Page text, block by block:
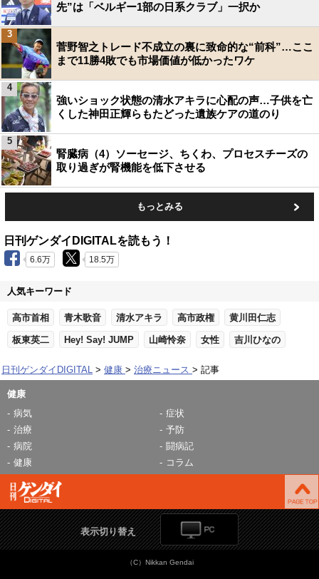
先”は「ベルギー1部の日系クラブ」一択か
菅野智之トレード不成立の裏に致命的な“前科”…ここ
まで11勝4敗でも市場価値が低かったワケ
3
強いショック状態の清水アキラに心配の声…子供を亡
くした神田正輝らもたどった遺族ケアの道のり
4
腎臓病（4）ソーセージ、ちくわ、プロセスチーズの
取り過ぎが腎機能を低下させる
5
もっとみる
日刊ゲンダイDIGITALを読もう！
6.6万 18.5万
人気キーワード
高市首相 青木歌音 清水アキラ 高市政権 黄川田仁志
板東英二 Hey! Say! JUMP 山崎怜奈 女性 吉川ひなの
日刊ゲンダイDIGITAL 健康 治療ニュース 記事
健康
病気
症状
治療
予防
病院
闘病記
健康
コラム
表示切り替え
（C）Nikkan Gendai